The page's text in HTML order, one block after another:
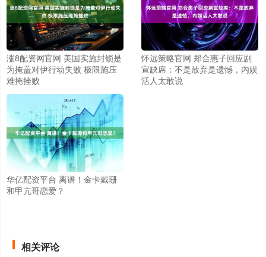
涨8配资网官网 美国实施封锁是
为掩盖对伊行动失败 极限施压
难掩挫败
怀远策略官网 郑合惠子回应剧
宣缺席：不是放弃是遗憾，内娱
活人太敢说
华亿配资平台 离谱！金卡戴珊
和甲亢哥恋爱？
相关评论